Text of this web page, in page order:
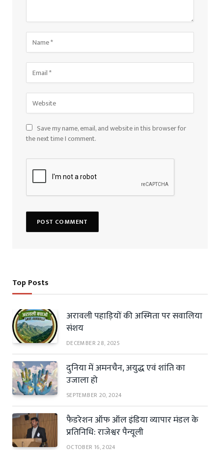
Save my name, email, and website in this browser for
the next time I comment.
Top Posts
अरावली पहाड़ियों की अस्मिता पर सवालिया
संशय
DECEMBER 28, 2025
दुनिया में अमनचैन, अयुद्ध एवं शांति का
उजाला हो
SEPTEMBER 20, 2024
फैडरेशन ऑफ ऑल इंडिया व्यापार मंडल के
प्रतिनिधि: राजेश्वर पैन्यूली
OCTOBER 16, 2024